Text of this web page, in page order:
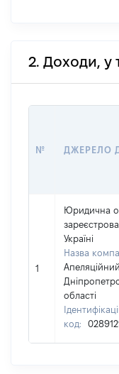
2. Доходи, у
№ ДЖЕРЕЛО
1
Юридична
Україні
Назва
області
код: